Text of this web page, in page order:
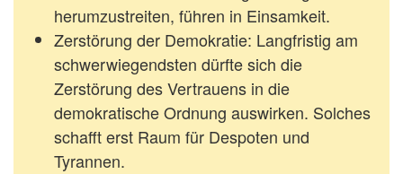
herumzustreiten, führen in Einsamkeit.
Zerstörung der Demokratie: Langfristig am
schwerwiegendsten dürfte sich die
Zerstörung des Vertrauens in die
demokratische Ordnung auswirken. Solches
schafft erst Raum für Despoten und
Tyrannen.